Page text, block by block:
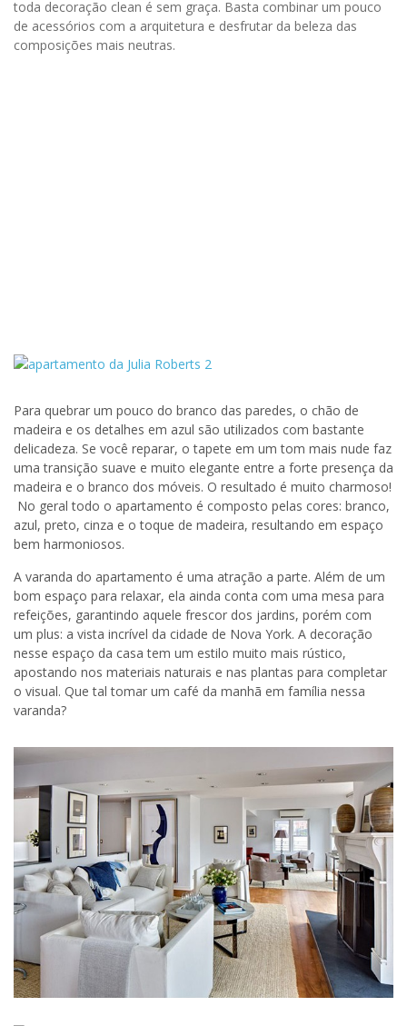
toda decoração clean é sem graça. Basta combinar um pouco
de acessórios com a arquitetura e desfrutar da beleza das
composições mais neutras.
Para quebrar um pouco do branco das paredes, o chão de
madeira e os detalhes em azul são utilizados com bastante
delicadeza. Se você reparar, o tapete em um tom mais nude faz
uma transição suave e muito elegante entre a forte presença da
madeira e o branco dos móveis. O resultado é muito charmoso!
No geral todo o apartamento é composto pelas cores: branco,
azul, preto, cinza e o toque de madeira, resultando em espaço
bem harmoniosos.
A varanda do apartamento é uma atração a parte. Além de um
bom espaço para relaxar, ela ainda conta com uma mesa para
refeições, garantindo aquele frescor dos jardins, porém com
um plus: a vista incrível da cidade de Nova York. A decoração
nesse espaço da casa tem um estilo muito mais rústico,
apostando nos materiais naturais e nas plantas para completar
o visual. Que tal tomar um café da manhã em família nessa
varanda?